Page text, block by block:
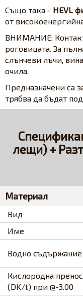
Също така - HEVL
от
ВНИМАНИЕ:
роговицата. За
слънчеви лъчи,
очила.
Предназначени са
трябва да бъдат
лещи) +
Материал
Вид
Име
Водно
Кислородна
(DK/t) при @-3.00